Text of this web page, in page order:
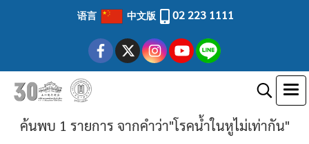
语言 中文版 02 223 1111
ค้นพบ 1 รายการ จากคำว่า"โรคน้ำในหูไม่เท่ากัน"